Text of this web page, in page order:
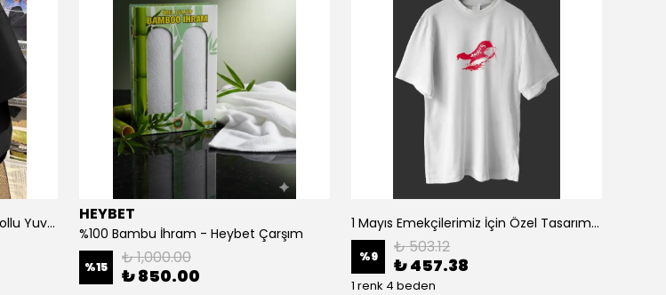
[ ] Hafif Kadın | Bol Kesim Kısa Kollu Yuvarlak Yaka Eğlenceli Karikatür Ayı ve - Siyah HEYBET
%100 Bambu İhram - Heybet Çarşım
%15 ₺ 1,000.00
₺ 850.00
1 Mayıs Emekçilerimiz İçin Özel Tasarım 1 Mayıs Baskılı T-shirt - Beyaz
%9 ₺ 503.12
₺ 457.38
1 renk 4 beden